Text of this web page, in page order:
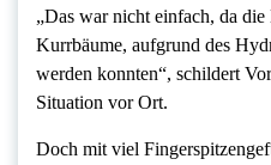
„Das war nicht einfach, da die
Kurrbäume, aufgrund des
werden konnten“, schildert
Situation vor Ort.
Doch mit viel